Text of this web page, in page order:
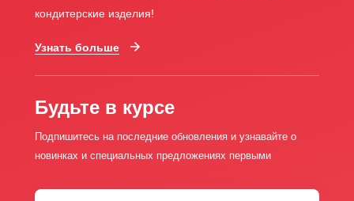
кондитерские изделия!
Узнать больше
Будьте в курсе
Подпишитесь на последние обновления и узнавайте о
новинках и специальных предложениях первыми